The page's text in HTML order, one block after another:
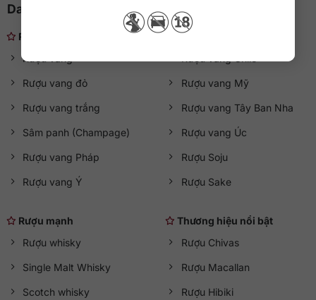
Danh mục rượu ngoại
Rượu nhẹ
Rượu vang
Rượu vang đỏ
Rượu vang trắng
Sâm panh (Champage)
Rượu vang Pháp
Rượu vang Ý
Rượu vang Mỹ
Rượu vang Tây Ban Nha
Rượu vang Úc
Rượu Soju
Rượu Sake
Rượu mạnh
Rượu whisky
Single Malt Whisky
Scotch whisky
Thương hiệu nổi bật
Rượu Chivas
Rượu Macallan
Rượu Hibiki